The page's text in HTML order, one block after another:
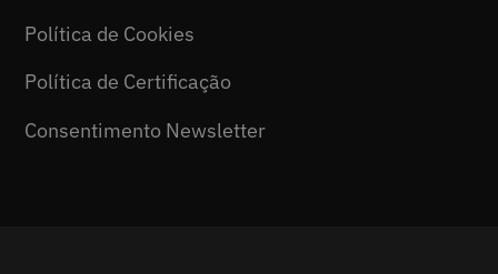
Política de Cookies
Política de Certificação
Consentimento Newsletter